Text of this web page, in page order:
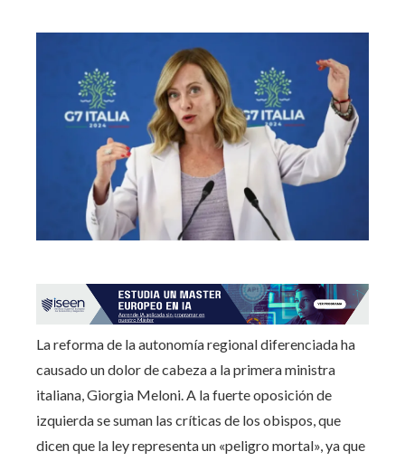
La reforma de la autonomía regional diferenciada ha
causado un dolor de cabeza a la primera ministra
italiana, Giorgia Meloni. A la fuerte oposición de
izquierda se suman las críticas de los obispos, que
dicen que la ley representa un «peligro mortal», ya que